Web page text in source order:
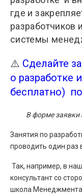
где и
разработчиков
системы
⚠️ Сделайте
о
бесплатно)
В форме заявки
Занятия по
проводить один раз
Так, например, в
консультант со
школа Менеджмента